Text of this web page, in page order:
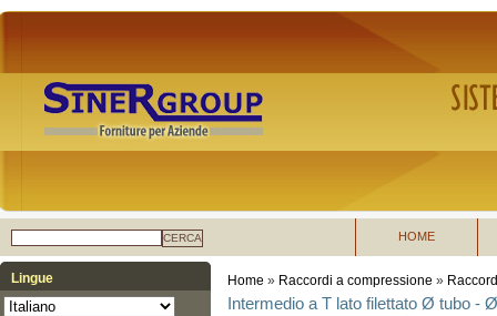
CERCA HOME
Lingue Home » Raccordi a compressione »
Intermedio a T lato filettato Ø tubo -